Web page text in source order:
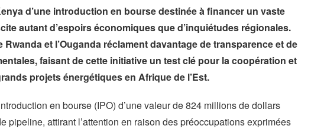
d’une introduction en bourse destinée à financer un vaste
autant d’espoirs économiques que d’inquiétudes régionales.
Rwanda et l’Ouganda réclament davantage de transparence et de
faisant de cette initiative un test clé pour la coopération et
projets énergétiques en Afrique de l’Est.
en bourse (IPO) d’une valeur de 824 millions de dollars
pipeline, attirant l’attention en raison des préoccupations exprimées